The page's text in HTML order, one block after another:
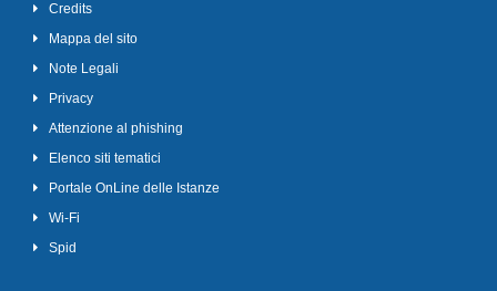
Credits
Mappa del sito
Note Legali
Privacy
Attenzione al phishing
Elenco siti tematici
Portale OnLine delle Istanze
Wi-Fi
Spid